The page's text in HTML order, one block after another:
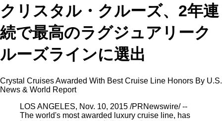
クリスタル・クルーズ、2年連
続で最高のラグジュアリーク
ルーズラインに選出
Crystal Cruises Awarded With Best Cruise Line Honors By U.S.
News & World Report
LOS ANGELES, Nov. 10, 2015 /PRNewswire/ --
The world's most awarded luxury cruise line, has